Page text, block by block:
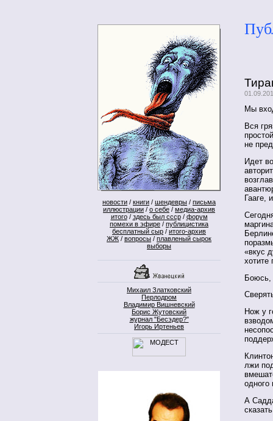
новости / книги / шендевры / письма
иллюстрации / о себе / медиа-архив
итого/ здесь был ссср/ форум
помехи в эфире / публицистика
бесплатный сыр / итого-архив
ЖЖ / вопросы / плавленый сырок
выборы
Михаил Златковский
Перлодром
Владимир Вишневский
Борис Жутовский
журнал "Бесэдер?"
Игорь Иртеньев
Мы
Вся
не
Идет
Гааге,
«вкус
хотите
Боюсь,
Нож у
лжи
одного
А